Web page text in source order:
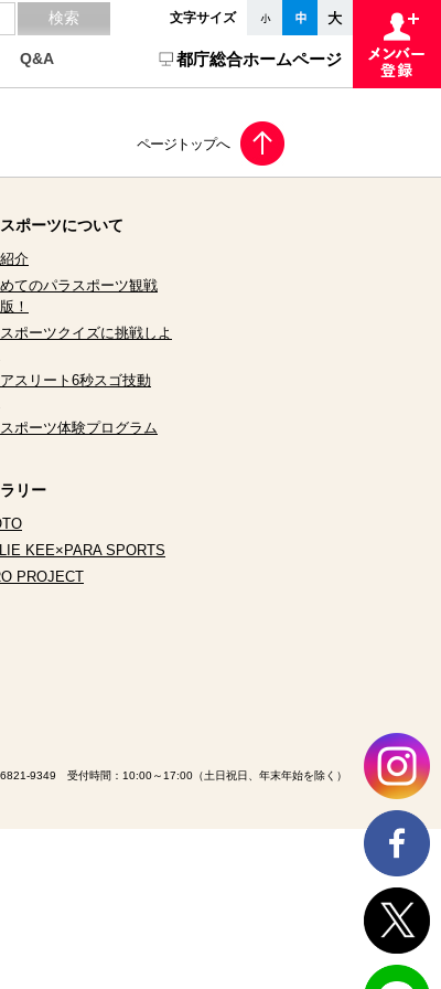
文字サイズ
Q&A 都庁総合ホームページ
ポーツについて
介
てのパラスポーツ観戦
！
ポーツクイズに挑戦しよ
スリート6秒スゴ技動
ポーツ体験プログラム
リー
KEE×PARA SPORTS
PROJECT
9349 受付時間：10:00～17:00（土日祝日、年末年始を除く）